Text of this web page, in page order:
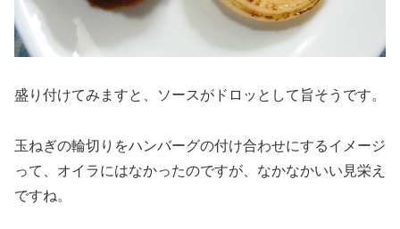
盛り付けてみますと、ソースがドロッとして旨そうです。
玉ねぎの輪切りをハンバーグの付け合わせにするイメージ
って、オイラにはなかったのですが、なかなかいい見栄え
ですね。